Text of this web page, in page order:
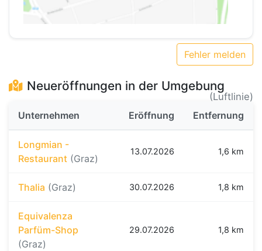
Fehler melden
Neueröffnungen in der Umgebung
(Luftlinie)
Unternehmen
Eröffnung Entfernung
Longmian -
Restaurant (Graz)
13.07.2026 1,6 km
Thalia (Graz) 30.07.2026 1,8 km
Equivalenza
Parfüm-Shop
(Graz)
29.07.2026 1,8 km